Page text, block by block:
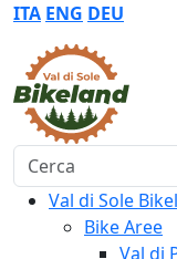
ITA ENG DEU
Cerca
Val di Sole
Bike Aree
Val di